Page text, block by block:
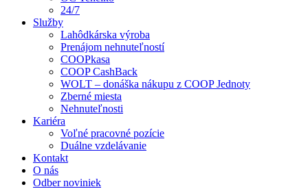
24/7
Služby
Lahôdkárska výroba
Prenájom nehnuteľností
COOPkasa
COOP CashBack
WOLT – donáška nákupu z COOP Jednoty
Zberné miesta
Nehnuteľnosti
Kariéra
Voľné pracovné pozície
Duálne vzdelávanie
Kontakt
O nás
Odber noviniek